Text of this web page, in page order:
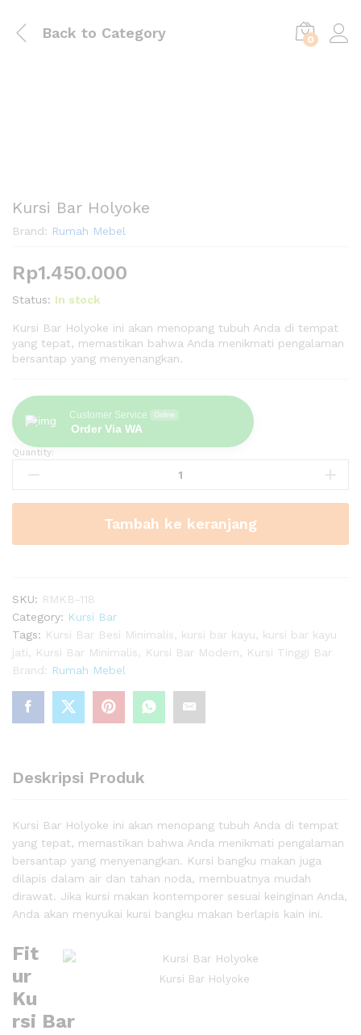
Back to Category 0
Kursi Bar Holyoke
Brand: Rumah Mebel
Rp1.450.000
Status: In stock
Kursi Bar Holyoke ini akan menopang tubuh Anda di tempat
yang tepat, memastikan bahwa Anda menikmati pengalaman
bersantap yang menyenangkan.
Customer Service Online
Order Via WA
Kursi
Bar
quantity
Quantity:
Tambah ke keranjang
SKU: RMKB-118
Category: Kursi Bar
Tags: Kursi Bar Besi Minimalis kursi bar kayu
kursi bar kayu
jati
Kursi Bar Minimalis Kursi Bar Modern
Kursi Tinggi Bar
Brand: Rumah Mebel
Deskripsi Produk
Kursi Bar Holyoke ini akan menopang tubuh Anda di tempat
yang tepat, memastikan bahwa Anda menikmati pengalaman
bersantap yang menyenangkan. Kursi bangku makan juga
dilapis dalam air dan tahan noda, membuatnya mudah
dirawat. Jika kursi makan kontemporer sesuai keinginan Anda,
Anda akan menyukai kursi bangku makan berlapis kain ini.
Kursi Bar Holyoke
Fit
ur
Ku
rsi Bar